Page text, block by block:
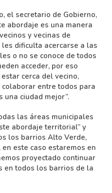
el secretario de Gobierno,
abordaje es una manera
y vecinas de
dificulta acercarse a las
o no se conoce de todos
acceder, por eso
cerca del vecino,
entre todos para
una ciudad mejor”.
las áreas municipales
abordaje territorial” y
los barrios Alto Verde,
este caso estaremos en
proyectado continuar
en todos los barrios de la